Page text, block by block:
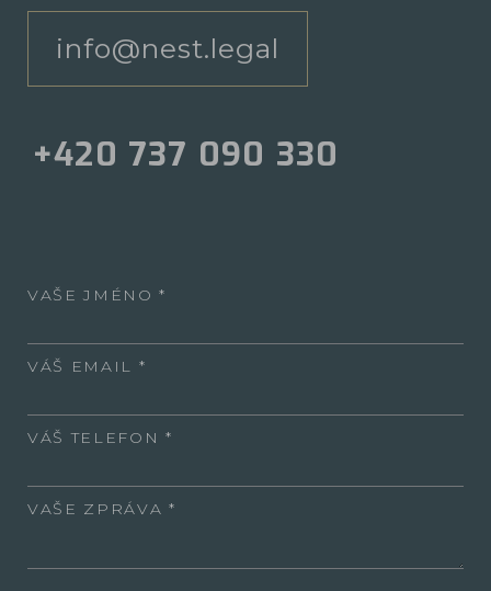
info@nest.legal
+420 737 090 330
VAŠE JMÉNO
VÁŠ EMAIL
VÁŠ TELEFON
VAŠE ZPRÁVA